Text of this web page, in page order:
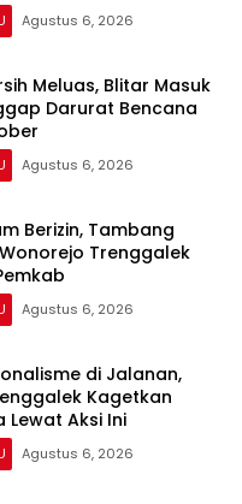
Agustus 6, 2026
Meluas, Blitar Masuk
Darurat Bencana
Agustus 6, 2026
Berizin, Tambang
Trenggalek
Agustus 6, 2026
di Jalanan,
Kagetkan
Lewat Aksi Ini
Agustus 6, 2026